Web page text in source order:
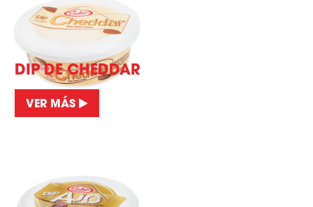
DIP DE CHEDDAR
VER MÁS